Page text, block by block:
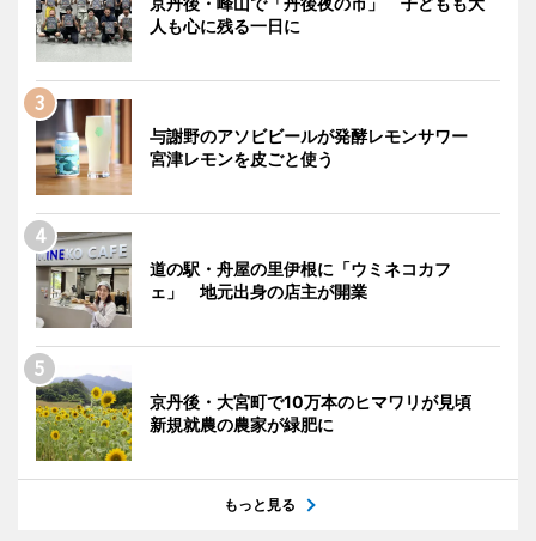
人も心に残る一日に
与謝野のアソビビールが発酵レモンサワー
宮津レモンを皮ごと使う
道の駅・舟屋の里伊根に「ウミネコカフ
ェ」 地元出身の店主が開業
京丹後・大宮町で10万本のヒマワリが見頃
新規就農の農家が緑肥に
もっと見る